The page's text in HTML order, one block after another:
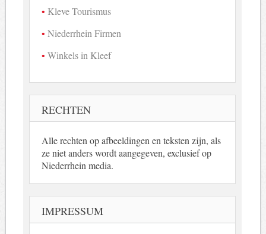
Kleve Tourismus
Niederrhein Firmen
Winkels in Kleef
RECHTEN
Alle rechten op afbeeldingen en teksten zijn, als
ze niet anders wordt aangegeven, exclusief op
Niederrhein media.
IMPRESSUM